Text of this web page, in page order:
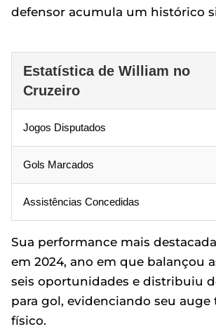
defensor acumula um histórico
Estatística de William no
Cruzeiro
Jogos Disputados
Gols Marcados
Assistências Concedidas
Sua performance mais
em 2024, ano em que balançou
seis oportunidades e distribuiu
para gol, evidenciando seu auge
físico.